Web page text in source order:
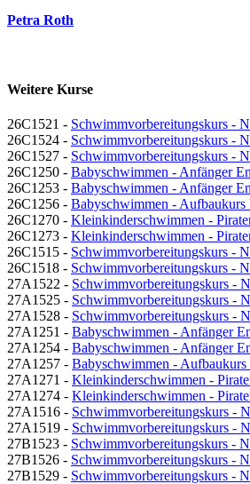
Petra Roth
Weitere Kurse
26C1521 - Schwimmvorbereitungskurs -
26C1524 - Schwimmvorbereitungskurs -
26C1527 - Schwimmvorbereitungskurs -
26C1250 - Babyschwimmen - Anfänger
26C1253 - Babyschwimmen - Anfänger
26C1256 - Babyschwimmen - Aufbaukurs
26C1270 - Kleinkinderschwimmen -
26C1273 - Kleinkinderschwimmen -
26C1515 - Schwimmvorbereitungskurs -
26C1518 - Schwimmvorbereitungskurs -
27A1522 - Schwimmvorbereitungskurs -
27A1525 - Schwimmvorbereitungskurs -
27A1528 - Schwimmvorbereitungskurs -
27A1251 - Babyschwimmen - Anfänger
27A1254 - Babyschwimmen - Anfänger
27A1257 - Babyschwimmen - Aufbaukurs
27A1271 - Kleinkinderschwimmen -
27A1274 - Kleinkinderschwimmen -
27A1516 - Schwimmvorbereitungskurs -
27A1519 - Schwimmvorbereitungskurs -
27B1523 - Schwimmvorbereitungskurs -
27B1526 - Schwimmvorbereitungskurs -
27B1529 - Schwimmvorbereitungskurs -